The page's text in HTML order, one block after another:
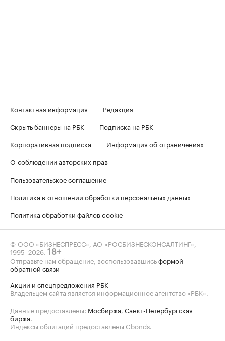
Контактная информация
Редакция
Скрыть баннеры на РБК
Подписка на РБК
Корпоративная подписка
Информация об ограничениях
О соблюдении авторских прав
Пользовательское соглашение
Политика в отношении обработки персональных данных
Политика обработки файлов cookie
© ООО «БИЗНЕСПРЕСС», АО «РОСБИЗНЕСКОНСАЛТИНГ»,
1995–2026. 18+
Отправьте нам обращение, воспользовавшисьформой
обратной связи
Акции и спецпредложения РБК
Владельцем сайта является информационное агентство «РБК».
Данные предоставлены: Мосбиржа, Санкт-Петербургская
биржа.
Индексы облигаций предоставлены Cbonds.